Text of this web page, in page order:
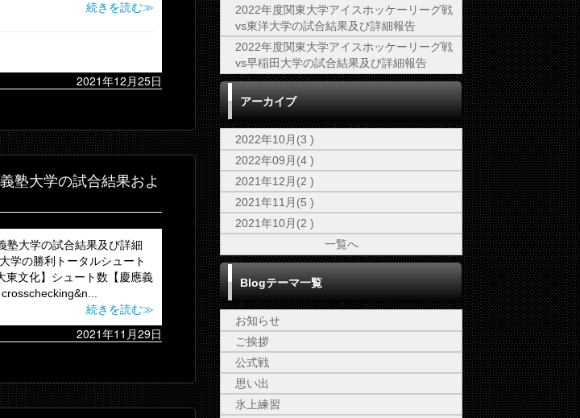
続きを読む≫
2021年12月25日
塾大学の試合結果およ
塾大学の試合結果及び詳細
学の勝利トータルシュート
東文化】シュート数【慶應義
続きを読む≫
2021年11月29日
2022年度関東大学アイスホッケーリーグ戦
vs東洋大学の試合結果及び詳細報告
2022年度関東大学アイスホッケーリーグ戦
vs早稲田大学の試合結果及び詳細報告
アーカイブ
2022年10月(3 )
2022年09月(4 )
2021年12月(2 )
2021年11月(5 )
2021年10月(2 )
一覧へ
Blogテーマ一覧
お知らせ
ご挨拶
公式戦
思い出
氷上練習